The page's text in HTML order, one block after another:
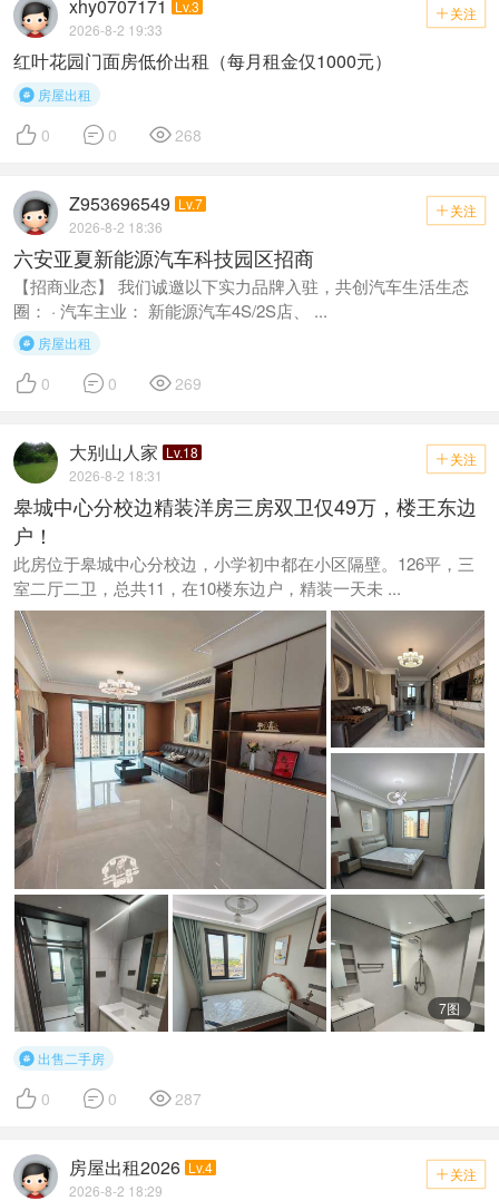
 关注
xhy0707171
Lv.3
2026-8-2 19:33
红叶花园门面房低价出租（每月租金仅1000元）
 房屋出租
 0  0  268
 关注
Z953696549 Lv.7
2026-8-2 18:36
六安亚夏新能源汽车科技园区招商
【招商业态】 我们诚邀以下实力品牌入驻，共创汽车生活生态
圈： · 汽车主业： 新能源汽车4S/2S店、 ...
 房屋出租
 0  0  269
 关注
大别山人家 Lv.18
2026-8-2 18:31
皋城中心分校边精装洋房三房双卫仅49万，楼王东边
户！
此房位于皋城中心分校边，小学初中都在小区隔壁。126平，三
室二厅二卫，总共11，在10楼东边户，精装一天未 ...
7图
出售二手房
 0  0  287
 关注
房屋出租2026 Lv.4
2026-8-2 18:29